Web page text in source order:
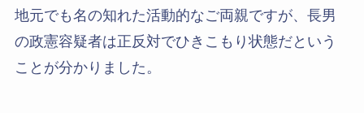
地元でも名の知れた活動的なご両親ですが、長男
の政憲容疑者は正反対でひきこもり状態だという
ことが分かりました。